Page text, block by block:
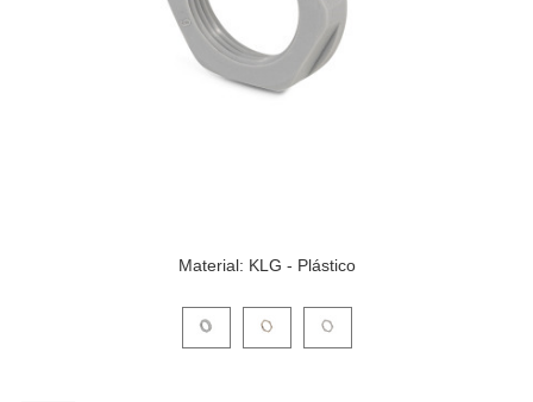
Material: KLG - Plástico
Haga clic en una imagen de variante para verla